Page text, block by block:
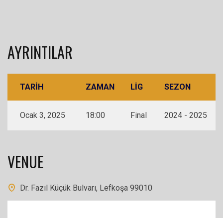
AYRINTILAR
TARIH ZAMAN LIG SEZON
Ocak 3, 2025 18:00 Final 2024 - 2025
VENUE
Dr. Fazıl Küçük Bulvarı, Lefkoşa 99010